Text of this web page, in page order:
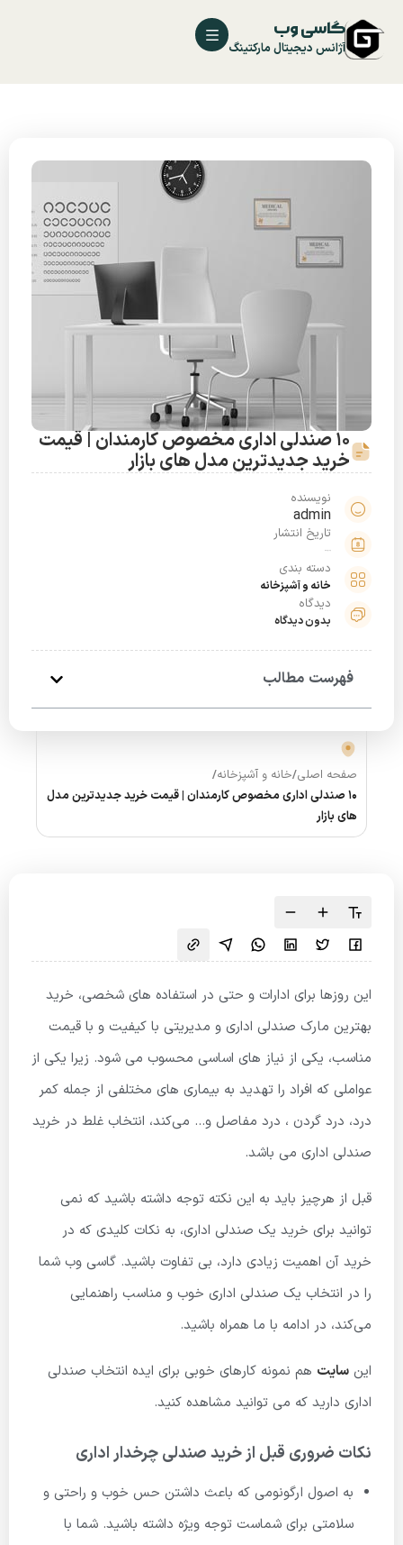
گاسی وب
آژانس دیجیتال مارکتینگ
10 صندلی اداری مخصوص کارمندان | قیمت
خرید جدیدترین مدل های بازار
نویسنده
admin
تاریخ انتشار
دسته بندی
خانه و آشپزخانه
دیدگاه
بدون دیدگاه
فهرست مطالب
صفحه اصلی/خانه و آشپزخانه/
10 صندلی اداری مخصوص کارمندان | قیمت خرید جدیدترین مدل
های بازار
این روزها برای ادارات و حتی در استفاده های شخصی، خرید
بهترین مارک صندلی اداری و مدیریتی با کیفیت و با قیمت
مناسب، یکی از نیاز های اساسی محسوب می شود. زیرا یکی از
عواملی که افراد را تهدید به بیماری های مختلفی از جمله کمر
درد، درد گردن ، درد مفاصل و… می‌کند، انتخاب غلط در خرید
صندلی اداری می باشد.
قبل از هرچیز باید به این نکته توجه داشته باشید که نمی
توانید برای خرید یک صندلی اداری، به نکات کلیدی که در
خرید آن اهمیت زیادی دارد، بی تفاوت باشید. گاسی وب شما
را در انتخاب یک صندلی اداری خوب و مناسب راهنمایی
می‌کند، در ادامه با ما همراه باشید.
این سایت هم نمونه کارهای خوبی برای ایده انتخاب صندلی
اداری دارید که می توانید مشاهده کنید.
نکات ضروری قبل از خرید صندلی چرخدار اداری
به اصول ارگونومی که باعث داشتن حس خوب و راحتی و
سلامتی برای شماست توجه ویژه داشته باشید. شما با